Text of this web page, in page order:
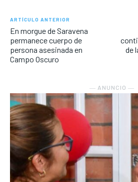
ARTÍCULO ANTERIOR
En morgue de Saravena
permanece cuerpo de
persona asesinada en
Campo Oscuro
de
― ANUNCIO ―